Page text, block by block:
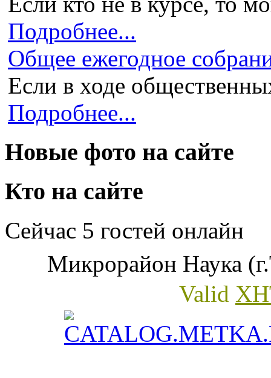
Подробнее...
Общее ежегодное
Если в ходе
Подробнее...
Новые фото на сайте
Кто на сайте
Сейчас 5 гостей онлайн
Микрорайон Наука
Valid